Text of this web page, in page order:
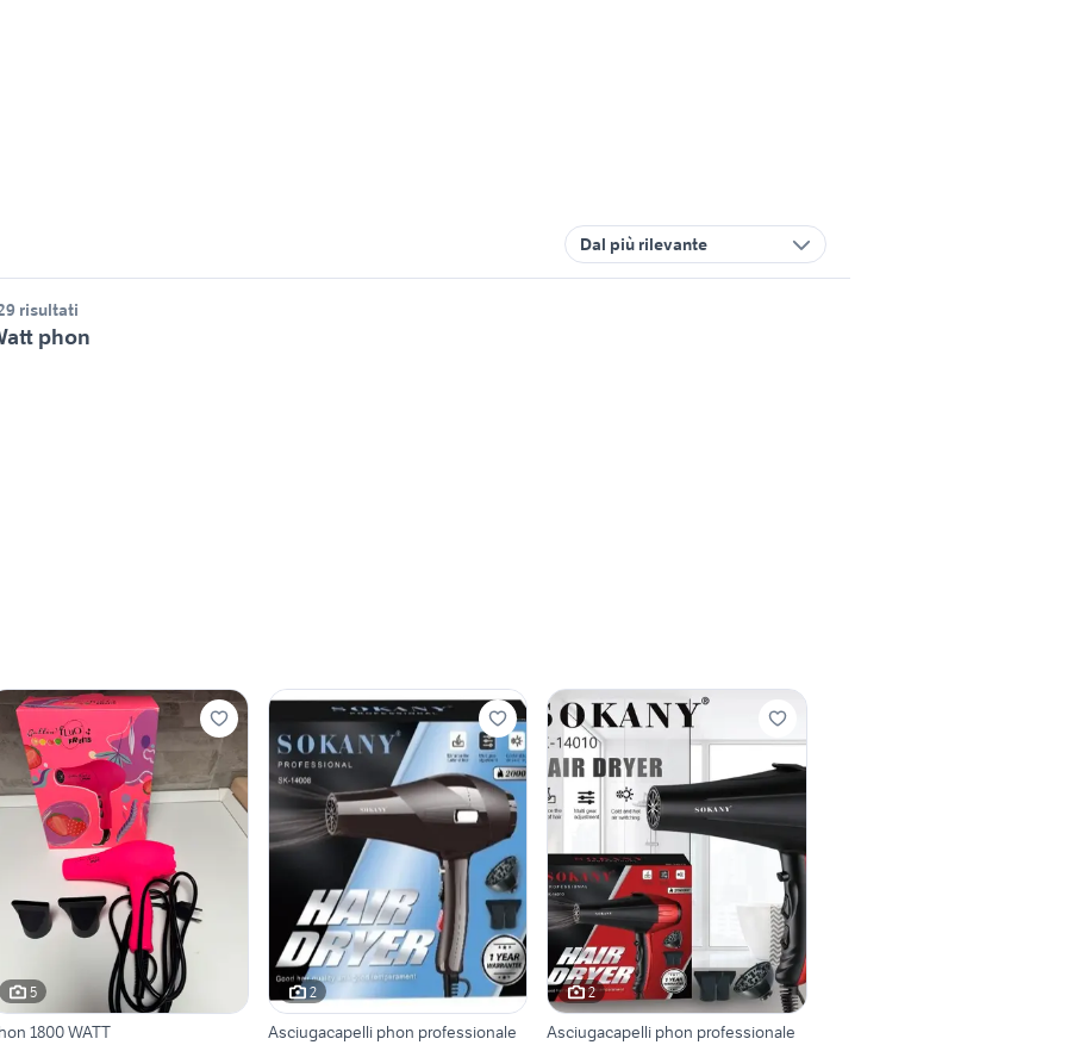
Dal più rilevante
risultati
phon
5
1800 WATT
2
Asciugacapelli phon professionale
2
Asciugacapelli phon professionale